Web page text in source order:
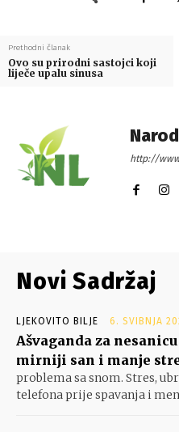
Prethodni članak
Ovo su prirodni sastojci koji
liječe upalu sinusa
http://
Novi Sadržaj
LJEKOVITO BILJE 6. SVIBNJA
Ašvaganda za
mirniji san i manje
problema sa snom. Stres,
telefona prije spavanja i